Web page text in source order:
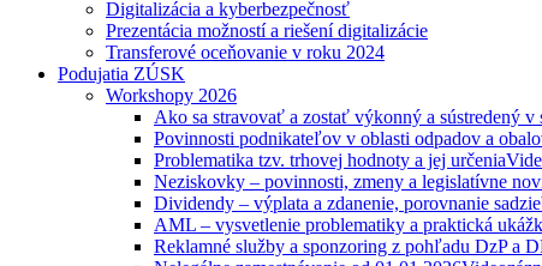
Digitalizácia a kyberbezpečnosť
Prezentácia možností a riešení digitalizácie
Transferové oceňovanie v roku 2024
Podujatia ZÚSK
Workshopy 2026
Ako sa stravovať a zostať výkonný a sústredený v
Povinnosti podnikateľov v oblasti odpadov a
Problematika tzv. trhovej hodnoty a jej určenia
Neziskovky – povinnosti, zmeny a legislatívne
Dividendy – výplata a zdanenie, porovnanie
AML – vysvetlenie problematiky a praktická
Reklamné služby a sponzoring z pohľadu DzP a